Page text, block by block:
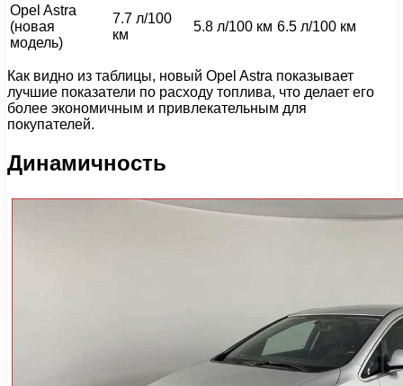
Opel Astra
(новая
модель)
7.7 л/100
км
5.8 л/100 км 6.5 л/100 км
Как видно из таблицы, новый Opel Astra показывает
лучшие показатели по расходу топлива, что делает его
более экономичным и привлекательным для
покупателей.
Динамичность